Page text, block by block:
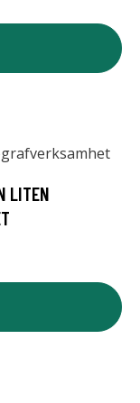
LITEN